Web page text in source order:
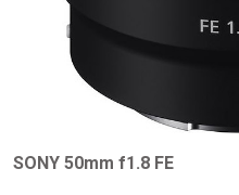
SONY 50mm f1.8 FE